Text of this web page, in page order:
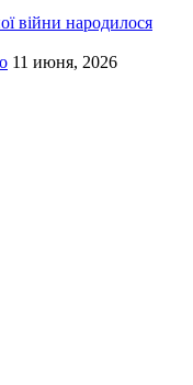
війни народилося
11 июня, 2026